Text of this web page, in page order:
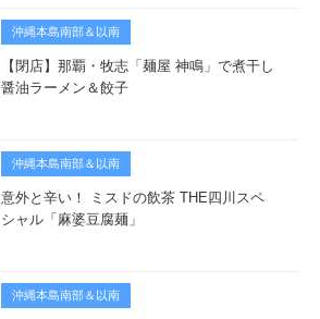
沖縄本島南部＆以南
【閉店】那覇・牧志「麺屋 神鳴」で煮干し
醤油ラーメン＆餃子
沖縄本島南部＆以南
意外と辛い！ ミスドの飲茶 THE四川スペ
シャル「麻婆豆腐麺」
沖縄本島南部＆以南